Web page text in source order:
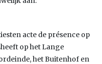
acte de présence op
op het Lange
het Buitenhof en